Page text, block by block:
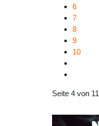
6
7
8
9
10
Seite 4 von 11